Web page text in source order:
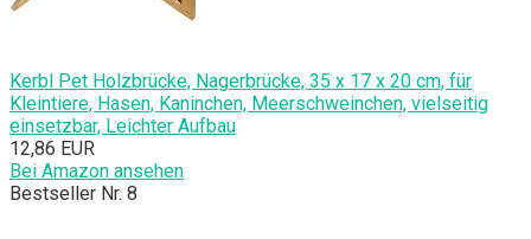
Kerbl Pet Holzbrücke, Nagerbrücke, 35 x 17 x 20 cm, für
Kleintiere, Hasen, Kaninchen, Meerschweinchen, vielseitig
einsetzbar, Leichter Aufbau
12,86 EUR
Bei Amazon ansehen
Bestseller Nr. 8